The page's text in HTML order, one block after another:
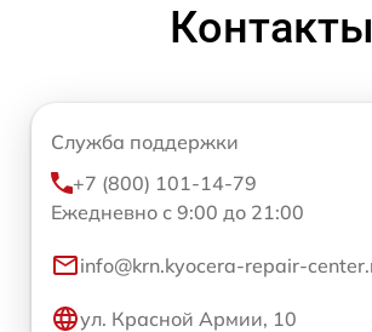
Контакты
Служба поддержки
+7 (800) 101-14-79
Ежедневно с 9:00 до 21:00
info@krn.kyocera-repair-
ул. Красной Армии, 10